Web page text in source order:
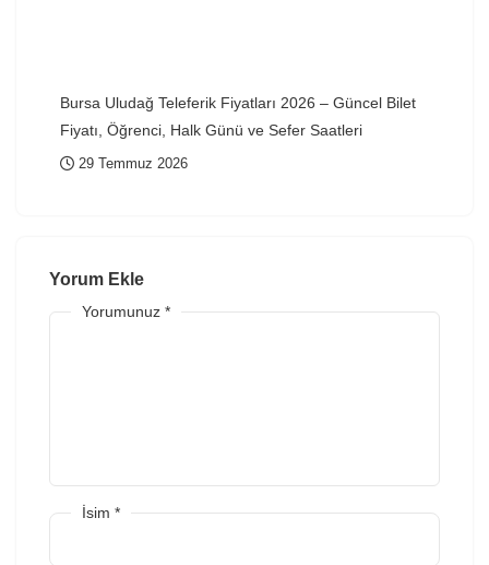
Bursa Uludağ Teleferik Fiyatları 2026 – Güncel Bilet
Fiyatı, Öğrenci, Halk Günü ve Sefer Saatleri
29 Temmuz 2026
Yorum Ekle
Yorumunuz *
İsim *